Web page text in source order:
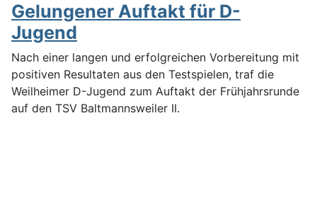
Gelungener Auftakt für D-
Jugend
Nach einer langen und erfolgreichen Vorbereitung mit
positiven Resultaten aus den Testspielen, traf die
Weilheimer D-Jugend zum Auftakt der Frühjahrsrunde
auf den TSV Baltmannsweiler II.